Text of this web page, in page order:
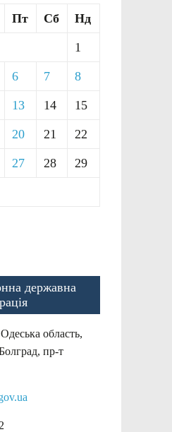
Пт Сб Нд
1
6 7 8
13 14 15
20 21 22
27 28 29
державна
область,
пр-т